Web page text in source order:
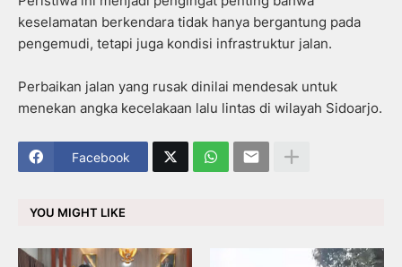
keselamatan berkendara tidak hanya bergantung pada
pengemudi, tetapi juga kondisi infrastruktur jalan.
Perbaikan jalan yang rusak dinilai mendesak untuk
menekan angka kecelakaan lalu lintas di wilayah Sidoarjo.
Facebook
YOU MIGHT LIKE